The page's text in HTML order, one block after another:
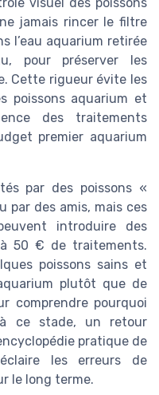
jamais rincer le filtre
l’eau aquarium retirée
pour préserver les
Cette rigueur évite les
poissons aquarium et
des traitements
premier aquarium
par des poissons «
par des amis, mais ces
introduire des
50 € de traitements.
poissons sains et
plutôt que de
comprendre pourquoi
à ce stade, un retour
pratique de
éclaire les erreurs de
le long terme.